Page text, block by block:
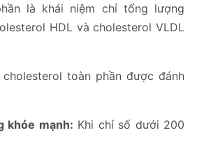
là khái niệm chỉ tổng lượng
HDL và cholesterol VLDL
toàn phần được đánh
khỏe mạnh: Khi chỉ số dưới 200